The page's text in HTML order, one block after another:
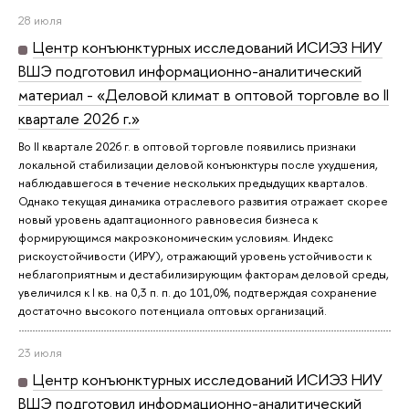
28 июля
Центр конъюнктурных исследований ИСИЭЗ НИУ
ВШЭ подготовил информационно-аналитический
материал - «Деловой климат в оптовой торговле во II
квартале 2026 г.»
Во II квартале 2026 г. в оптовой торговле появились признаки
локальной стабилизации деловой конъюнктуры после ухудшения,
наблюдавшегося в течение нескольких предыдущих кварталов.
Однако текущая динамика отраслевого развития отражает скорее
новый уровень адаптационного равновесия бизнеса к
формирующимся макроэкономическим условиям. Индекс
рискоустойчивости (ИРУ), отражающий уровень устойчивости к
неблагоприятным и дестабилизирующим факторам деловой среды,
увеличился к I кв. на 0,3 п. п. до 101,0%, подтверждая сохранение
достаточно высокого потенциала оптовых организаций.
23 июля
Центр конъюнктурных исследований ИСИЭЗ НИУ
ВШЭ подготовил информационно-аналитический